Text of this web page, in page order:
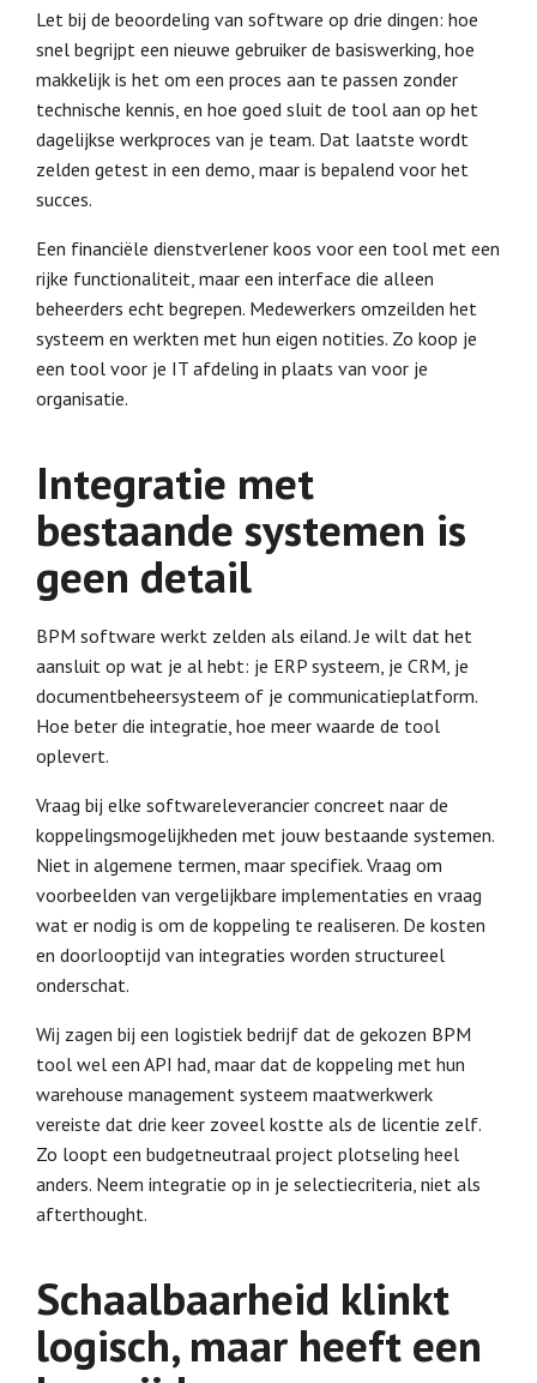
Let bij de beoordeling van software op drie dingen: hoe
snel begrijpt een nieuwe gebruiker de basiswerking, hoe
makkelijk is het om een proces aan te passen zonder
technische kennis, en hoe goed sluit de tool aan op het
dagelijkse werkproces van je team. Dat laatste wordt
zelden getest in een demo, maar is bepalend voor het
succes.
Een financiële dienstverlener koos voor een tool met een
rijke functionaliteit, maar een interface die alleen
beheerders echt begrepen. Medewerkers omzeilden het
systeem en werkten met hun eigen notities. Zo koop je
een tool voor je IT afdeling in plaats van voor je
organisatie.
Integratie met
bestaande systemen is
geen detail
BPM software werkt zelden als eiland. Je wilt dat het
aansluit op wat je al hebt: je ERP systeem, je CRM, je
documentbeheersysteem of je communicatieplatform.
Hoe beter die integratie, hoe meer waarde de tool
oplevert.
Vraag bij elke softwareleverancier concreet naar de
koppelingsmogelijkheden met jouw bestaande systemen.
Niet in algemene termen, maar specifiek. Vraag om
voorbeelden van vergelijkbare implementaties en vraag
wat er nodig is om de koppeling te realiseren. De kosten
en doorlooptijd van integraties worden structureel
onderschat.
Wij zagen bij een logistiek bedrijf dat de gekozen BPM
tool wel een API had, maar dat de koppeling met hun
warehouse management systeem maatwerkwerk
vereiste dat drie keer zoveel kostte als de licentie zelf.
Zo loopt een budgetneutraal project plotseling heel
anders. Neem integratie op in je selectiecriteria, niet als
afterthought.
Schaalbaarheid klinkt
logisch, maar heeft een